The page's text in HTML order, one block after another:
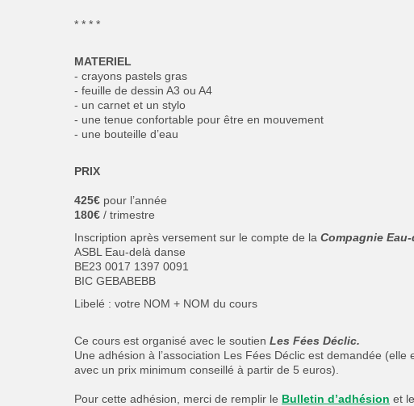
* * * *
MATERIEL
- crayons pastels gras
- feuille de dessin A3 ou A4
- un carnet et un stylo
- une tenue confortable pour être en mouvement
- une bouteille d’eau
PRIX
425€ pour l’année
180€ / trimestre
Inscription après versement sur le compte de la Compagnie
ASBL Eau-delà danse
BE23 0017 1397 0091
BIC GEBABEBB
Libelé : votre NOM + NOM du cours
Ce cours est organisé avec le soutien Les Fées Déclic.
Une adhésion à l’association Les Fées Déclic est demandée (elle
avec un prix minimum conseillé à partir de 5 euros).
Pour cette adhésion, merci de remplir le Bulletin d’adhésion et